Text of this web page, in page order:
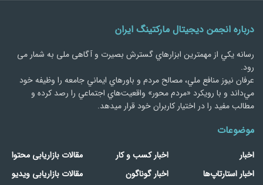
درباره انجمن دیجیتال مارکتینگ ایران
رسانه يكي از مهمترین ابزارهاي گسترش بصیرت و آگاهی ملی به شمار می
رود.
عرفان نیوز منافع ملي، مصالح مردم و باورهاي ايماني جامعه را وظيفه خود
مي‌داند و با رويكرد «مردم‌ محور» واقعيت‌هاي اجتماعي را رصد کرده و
مطالب مفید را در اختیار کاربران خود قرار میدهد.
موضوعات
اخبار
اخبار استارتاپ‌ها
اخبار کسب و کار
اخبار گوناگون
مقالات بازاریابی محتوا
مقالات بازاریابی ویدیو